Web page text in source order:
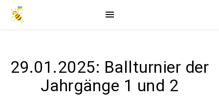
29.01.2025: Ballturnier der
Jahrgänge 1 und 2